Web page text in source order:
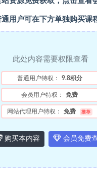
通用户可在下方单独购买课
此处内容需要权限查看
普通用户特权： 9.8积分
会员用户特权： 免费
网站代理用户特权： 免费 推荐
购买本内容 会员免费